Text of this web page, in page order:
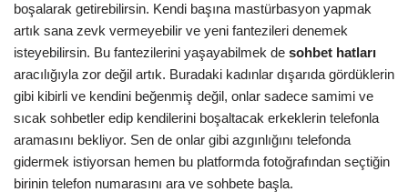
boşalarak getirebilirsin. Kendi başına mastürbasyon yapmak
artık sana zevk vermeyebilir ve yeni fantezileri denemek
isteyebilirsin. Bu fantezilerini yaşayabilmek de sohbet hatları
aracılığıyla zor değil artık. Buradaki kadınlar dışarıda gördüklerin
gibi kibirli ve kendini beğenmiş değil, onlar sadece samimi ve
sıcak sohbetler edip kendilerini boşaltacak erkeklerin telefonla
aramasını bekliyor. Sen de onlar gibi azgınlığını telefonda
gidermek istiyorsan hemen bu platformda fotoğrafından seçtiğin
birinin telefon numarasını ara ve sohbete başla.